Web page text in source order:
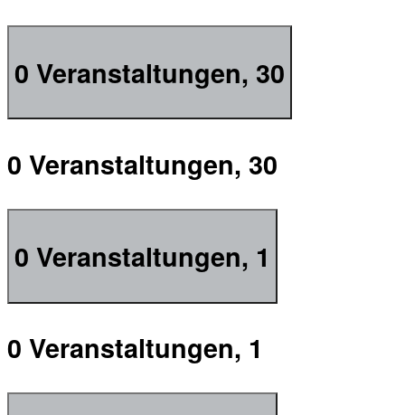
0 Veranstaltungen, 30
0 Veranstaltungen, 30
0 Veranstaltungen, 1
0 Veranstaltungen, 1